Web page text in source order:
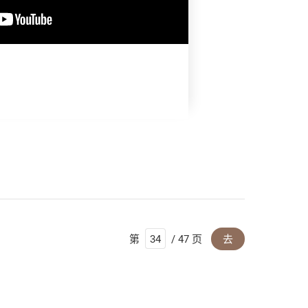
第 / 47 页 去